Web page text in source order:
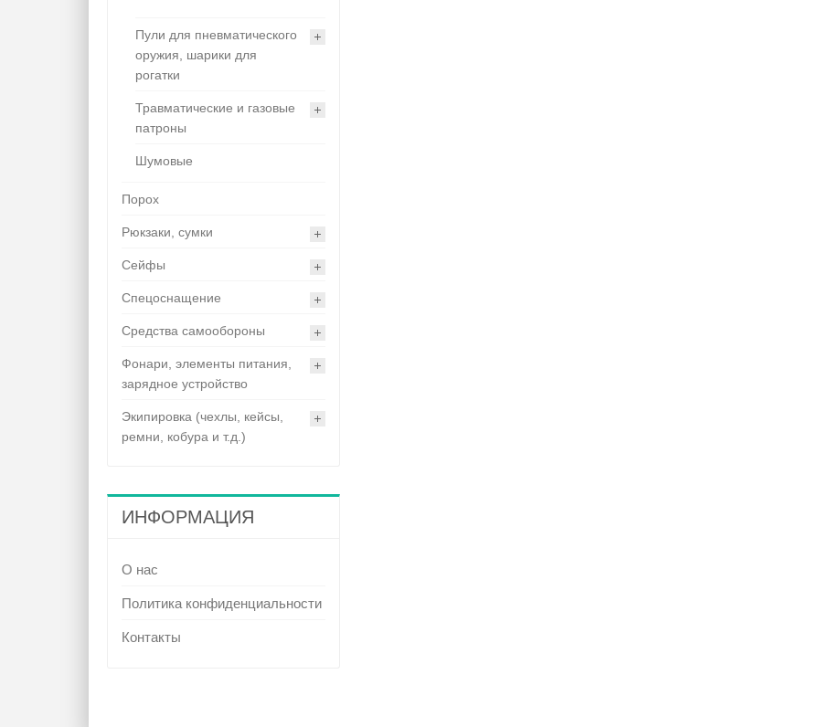
Пули для пневматического
оружия, шарики для
рогатки
Травматические и газовые
патроны
Шумовые
Порох
Рюкзаки, сумки
Сейфы
Спецоснащение
Средства самообороны
Фонари, элементы питания,
зарядное устройство
Экипировка (чехлы, кейсы,
ремни, кобура и т.д.)
ИНФОРМАЦИЯ
О нас
Политика конфиденциальности
Контакты